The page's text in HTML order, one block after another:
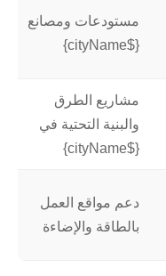
مستودعات ومصانع
{$cityName}
مشاريع الطرق
والبنية التحتية في
{$cityName}
دعم مواقع العمل
بالطاقة والإضاءة